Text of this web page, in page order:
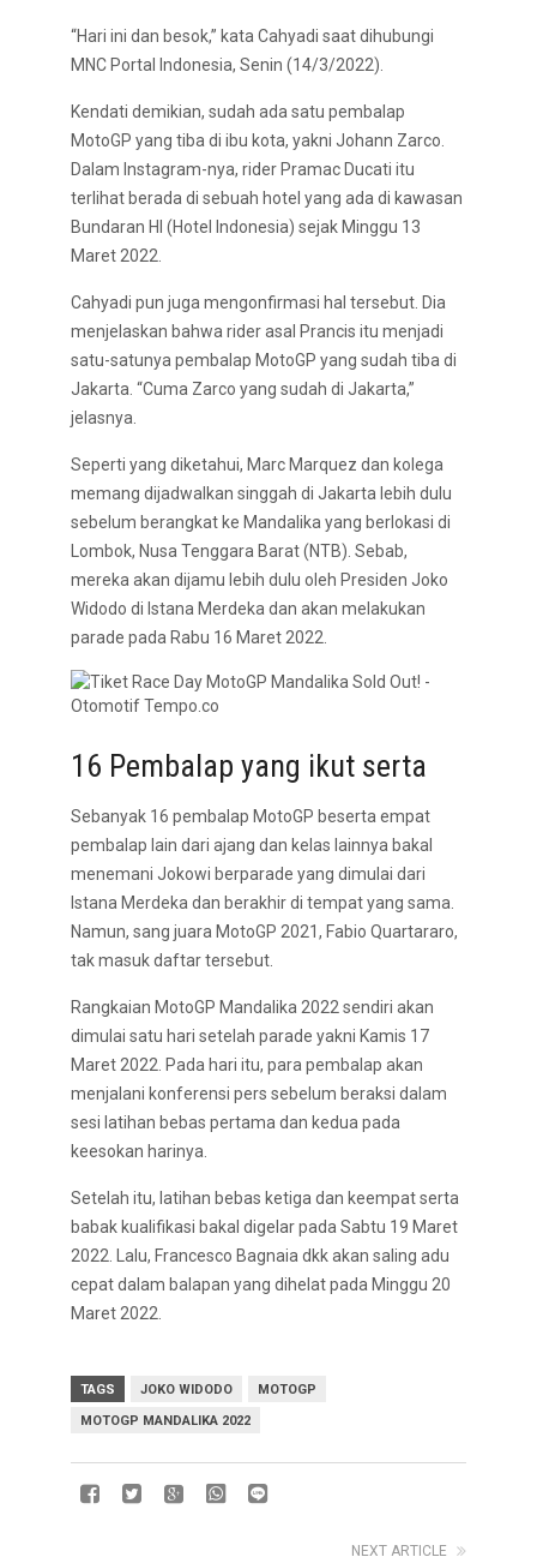
“Hari ini dan besok,” kata Cahyadi saat dihubungi
MNC Portal Indonesia, Senin (14/3/2022).
Kendati demikian, sudah ada satu pembalap
MotoGP yang tiba di ibu kota, yakni Johann Zarco.
Dalam Instagram-nya, rider Pramac Ducati itu
terlihat berada di sebuah hotel yang ada di kawasan
Bundaran HI (Hotel Indonesia) sejak Minggu 13
Maret 2022.
Cahyadi pun juga mengonfirmasi hal tersebut. Dia
menjelaskan bahwa rider asal Prancis itu menjadi
satu-satunya pembalap MotoGP yang sudah tiba di
Jakarta. “Cuma Zarco yang sudah di Jakarta,”
jelasnya.
Seperti yang diketahui, Marc Marquez dan kolega
memang dijadwalkan singgah di Jakarta lebih dulu
sebelum berangkat ke Mandalika yang berlokasi di
Lombok, Nusa Tenggara Barat (NTB). Sebab,
mereka akan dijamu lebih dulu oleh Presiden Joko
Widodo di Istana Merdeka dan akan melakukan
parade pada Rabu 16 Maret 2022.
16 Pembalap yang ikut serta
Sebanyak 16 pembalap MotoGP beserta empat
pembalap lain dari ajang dan kelas lainnya bakal
menemani Jokowi berparade yang dimulai dari
Istana Merdeka dan berakhir di tempat yang sama.
Namun, sang juara MotoGP 2021, Fabio Quartararo,
tak masuk daftar tersebut.
Rangkaian MotoGP Mandalika 2022 sendiri akan
dimulai satu hari setelah parade yakni Kamis 17
Maret 2022. Pada hari itu, para pembalap akan
menjalani konferensi pers sebelum beraksi dalam
sesi latihan bebas pertama dan kedua pada
keesokan harinya.
Setelah itu, latihan bebas ketiga dan keempat serta
babak kualifikasi bakal digelar pada Sabtu 19 Maret
2022. Lalu, Francesco Bagnaia dkk akan saling adu
cepat dalam balapan yang dihelat pada Minggu 20
Maret 2022.
TAGS JOKO WIDODO
MOTOGP
MOTOGP MANDALIKA 2022
NEXT ARTICLE